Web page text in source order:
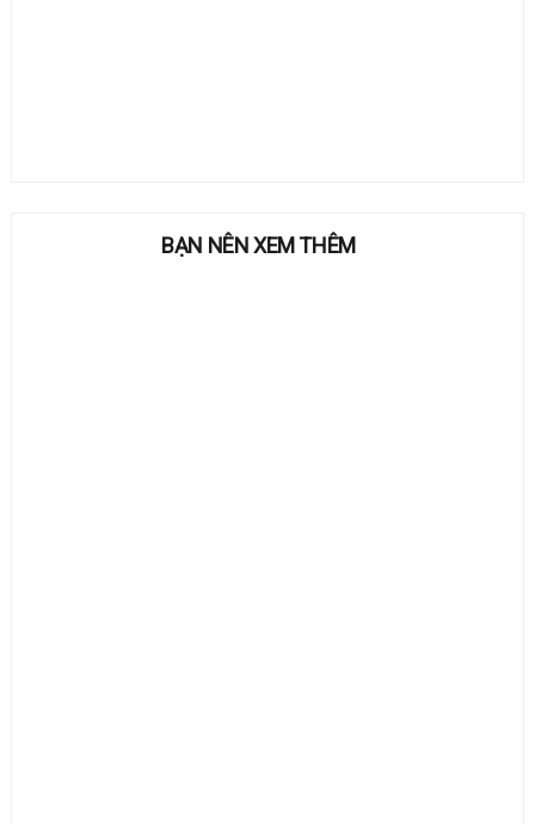
BẠN NÊN XEM THÊM